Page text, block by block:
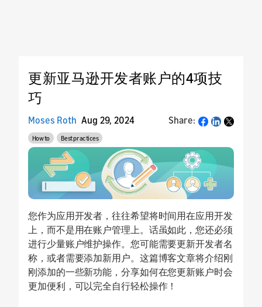
更新亚马逊开发者账户的4项技
巧
Moses Roth Aug 29, 2024 Share: Share
How to Best practices
您作为应用开发者，往往希望将时间用在应用开发
上，而不是用在账户管理上。话虽如此，您还必须
进行少量账户维护操作。您可能需要更新开发者名
称，或者需要添加新用户。这篇博客文章将介绍刚
刚添加的一些新功能，分享如何在您更新账户时会
更加便利，可以完全自行轻松操作！